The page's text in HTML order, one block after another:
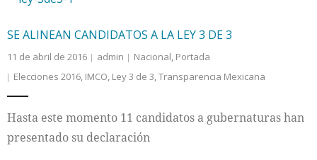
SE ALINEAN CANDIDATOS A LA LEY 3 DE 3
11 de abril de 2016 admin Nacional, Portada
Elecciones 2016, IMCO, Ley 3 de 3,Transparencia Mexicana
Hasta este momento 11 candidatos a gubernaturas han
presentado su declaración